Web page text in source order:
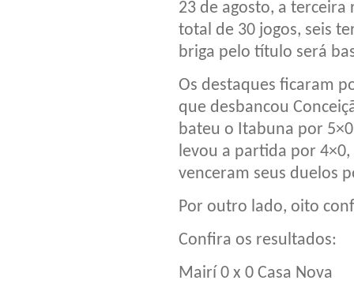
23 de agosto, a
total de 30 jogos, seis
briga pelo título será
Os destaques ficaram
que desbancou
bateu o Itabuna por
levou a partida por
venceram seus duelos
Por outro lado, oito
Confira os resultados:
Mairí 0 x 0 Casa Nova